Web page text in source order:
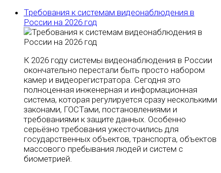
Требования к системам видеонаблюдения в
России на 2026 год
К 2026 году системы видеонаблюдения в России
окончательно перестали быть просто набором
камер и видеорегистратора. Сегодня это
полноценная инженерная и информационная
система, которая регулируется сразу несколькими
законами, ГОСТами, постановлениями и
требованиями к защите данных. Особенно
серьёзно требования ужесточились для
государственных объектов, транспорта, объектов
массового пребывания людей и систем с
биометрией.